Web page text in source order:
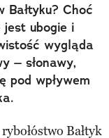
Choć
jest ubogie i
wygląda
– słonawy,
pod wpływem